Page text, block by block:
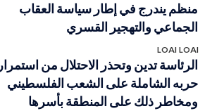
منظم يندرج في إطار سياسة العقاب
الجماعي والتهجير القسري
LOAI LOAI
الرئاسة تدين وتحذر الاحتلال من استمرار
حربه الشاملة على الشعب الفلسطيني
ومخاطر ذلك على المنطقة بأسرها